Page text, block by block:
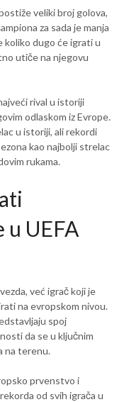
veliki broj golova,
za sada je manja
koliko dugo će igrati u
utiče na njegovu
rival u istoriji
odlaskom iz Evrope.
u istoriji, ali rekordi
kao najbolji strelac
rukama.
u UEFA
već igrač koji je
na evropskom nivou.
spoj
da se u ključnim
na terenu.
prvenstvo i
od svih igrača u